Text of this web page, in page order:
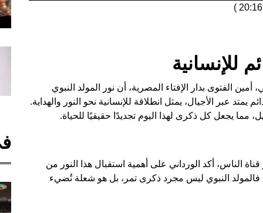
)
للإنسانية
الفتوى بدار الإفتاء المصرية، أن نور المولد النبوي
عبر الأجيال، يمثل انطلاقة للإنسانية نحو النور والهداية.
يجعل كل ذكرى لهذا اليوم تجديدًا حقيقيًا للحياة.
الناس، أكد الورداني على أهمية استقبال هذا النور من
فالمولد النبوي ليس مجرد ذكرى تمر، بل هو شعلة تُضيء